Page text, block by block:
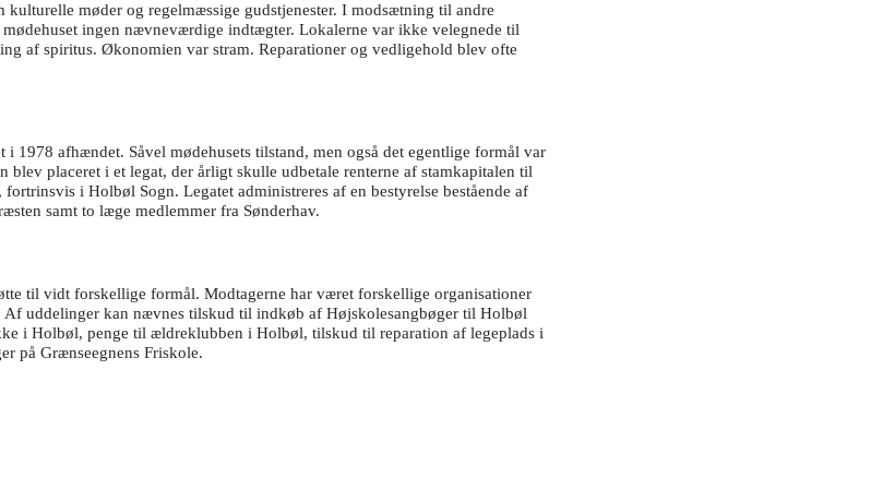
møder og regelmæssige gudstjenester. I modsætning til andre
ingen nævneværdige indtægter. Lokalerne var ikke velegnede til
af spiritus. Økonomien var stram. Reparationer og vedligehold blev ofte
1978 afhændet. Såvel mødehusets tilstand, men også det egentlige formål var
blev placeret i et legat, der årligt skulle udbetale renterne af stamkapitalen til
i Holbøl Sogn. Legatet administreres af en bestyrelse bestående af
samt to læge medlemmer fra Sønderhav.
til vidt forskellige formål. Modtagerne har været forskellige organisationer
uddelinger kan nævnes tilskud til indkøb af Højskolesangbøger til Holbøl
i Holbøl, penge til ældreklubben i Holbøl, tilskud til reparation af legeplads i
på Grænseegnens Friskole.